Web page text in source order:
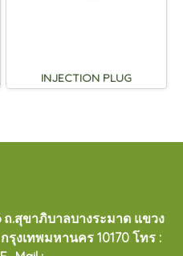
INJECTION PLUG
.สุขาภิบาลบางระมาด แขวง
งเทพมหานคร 10170 โทร :